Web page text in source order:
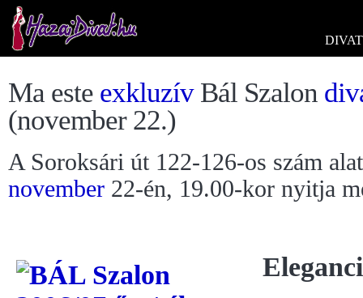
DIVAT
Ma este exkluzívBál Szalon
(november 22.)
A Soroksári út 122-126-os szám
november 22-én, 19.00-kor nyitja